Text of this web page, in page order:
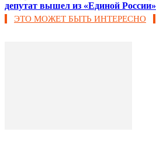
депутат вышел из «Единой России»
ЭТО МОЖЕТ БЫТЬ ИНТЕРЕСНО